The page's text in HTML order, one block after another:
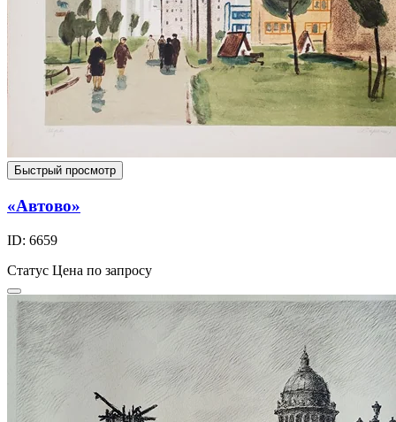
Быстрый просмотр
«Автово»
ID: 6659
Статус Цена по запросу